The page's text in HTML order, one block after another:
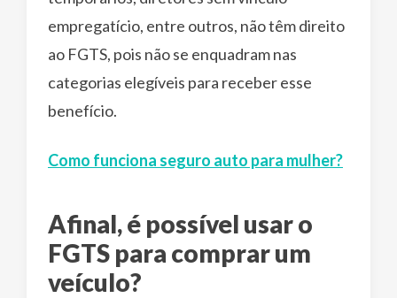
empregatício, entre outros, não têm direito
ao FGTS, pois não se enquadram nas
categorias elegíveis para receber esse
benefício.
Como funciona seguro auto para mulher?
Afinal, é possível usar o
FGTS para comprar um
veículo?